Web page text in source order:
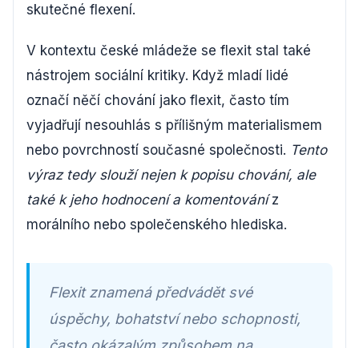
skutečné flexení.
V kontextu české mládeže se flexit stal také
nástrojem sociální kritiky. Když mladí lidé
označí něčí chování jako flexit, často tím
vyjadřují nesouhlás s přílišným materialismem
nebo povrchností současné společnosti. Tento
výraz tedy slouží nejen k popisu chování, ale
také k jeho hodnocení a komentováníz
morálního nebo společenského hlediska.
Flexit znamená předvádět své
úspěchy, bohatství nebo schopnosti,